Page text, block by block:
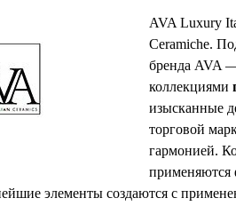
AVA Luxury
Ceramiche.
бренда AVA
коллекциями
изысканные
торговой
гармонией.
применяются
элементы создаются с